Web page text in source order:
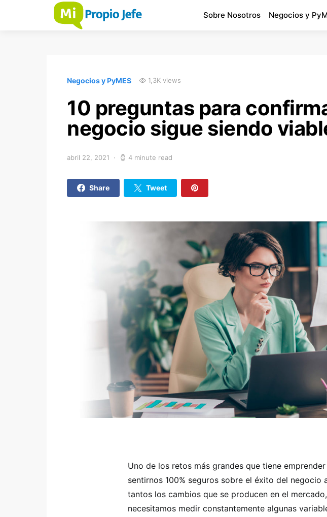
Sobre Nosotros Negocios y
Negocios y PyMES 1,3K views
10 preguntas para
negocio sigue siendo
abril 22, 2021 4 minute read
Share Tweet
Uno de los retos más grandes que tiene
sentirnos 100% seguros sobre el éxito del negocio
tantos los cambios que se producen en el
necesitamos medir constantemente algunas